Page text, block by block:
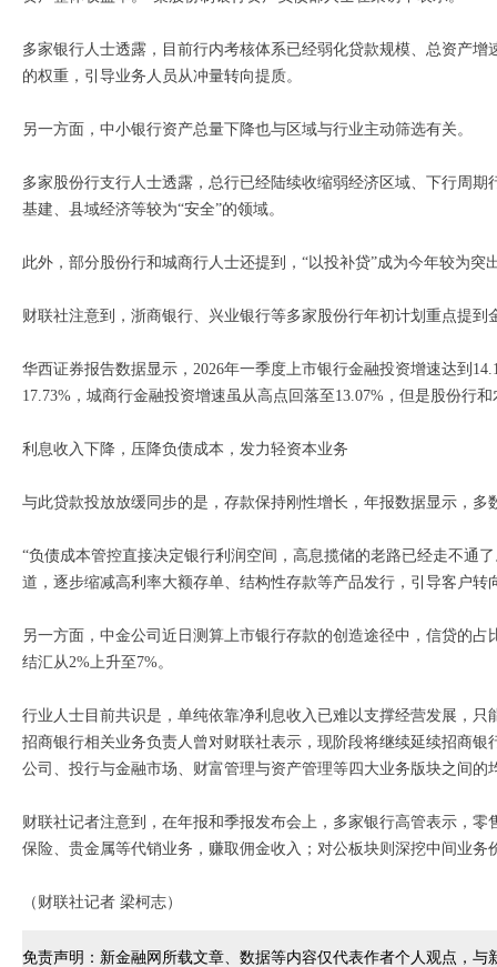
多家银行人士透露，目前行内考核体系已经弱化贷款规模、总资产
的权重，引导业务人员从冲量转向提质。
另一方面，中小银行资产总量下降也与区域与行业主动筛选有关。
多家股份行支行人士透露，总行已经陆续收缩弱经济区域、下行周
基建、县域经济等较为“安全”的领域。
此外，部分股份行和城商行人士还提到，“以投补贷”成为今年较为突
财联社注意到，浙商银行、兴业银行等多家股份行年初计划重点提到
华西证券报告数据显示，2026年一季度上市银行金融投资增速达到
17.73%，城商行金融投资增速虽从高点回落至13.07%，但是股份行
利息收入下降，压降负债成本，发力轻资本业务
与此贷款投放放缓同步的是，存款保持刚性增长，年报数据显示，
“负债成本管控直接决定银行利润空间，高息揽储的老路已经走不通
道，逐步缩减高利率大额存单、结构性存款等产品发行，引导客户转
另一方面，中金公司近日测算上市银行存款的创造途径中，信贷的
结汇从2%上升至7%。
行业人士目前共识是，单纯依靠净利息收入已难以支撑经营发展，
招商银行相关业务负责人曾对财联社表示，现阶段将继续延续招商
公司、投行与金融市场、财富管理与资产管理等四大业务版块之间
财联社记者注意到，在年报和季报发布会上，多家银行高管表示，
保险、贵金属等代销业务，赚取佣金收入；对公板块则深挖中间业
（财联社记者 梁柯志）
免责声明：新金融网所载文章、数据等内容仅代表作者个人观点，